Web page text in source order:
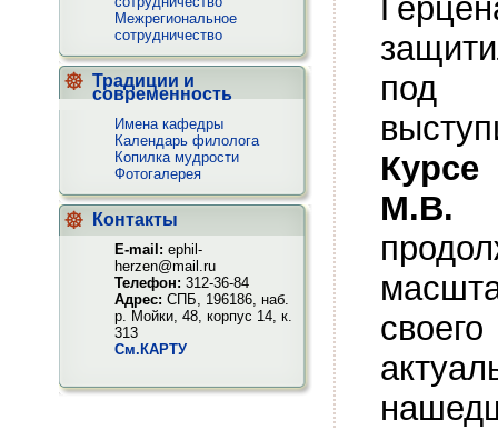
Межрегиональное
сотрудничество
Традиции и
современность
Имена кафедры
Календарь филолога
Копилка мудрости
Фотогалерея
Контакты
E-mail: ephil-
herzen@mail.ru
Телефон: 312-36-84
Адрес: СПБ, 196186, наб.
р. Мойки, 48, корпус 14, к.
313
См.КАРТУ
под
Курсе
М.В.